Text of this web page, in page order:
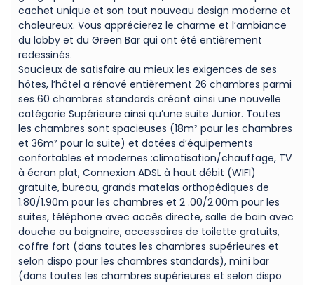
cachet unique et son tout nouveau design moderne et
chaleureux. Vous apprécierez le charme et l’ambiance
du lobby et du Green Bar qui ont été entièrement
redessinés.
Soucieux de satisfaire au mieux les exigences de ses
hôtes, l’hôtel a rénové entièrement 26 chambres parmi
ses 60 chambres standards créant ainsi une nouvelle
catégorie Supérieure ainsi qu’une suite Junior. Toutes
les chambres sont spacieuses (18m² pour les chambres
et 36m² pour la suite) et dotées d’équipements
confortables et modernes :climatisation/chauffage, TV
à écran plat, Connexion ADSL à haut débit (WIFI)
gratuite, bureau, grands matelas orthopédiques de
1.80/1.90m pour les chambres et 2 .00/2.00m pour les
suites, téléphone avec accès directe, salle de bain avec
douche ou baignoire, accessoires de toilette gratuits,
coffre fort (dans toutes les chambres supérieures et
selon dispo pour les chambres standards), mini bar
(dans toutes les chambres supérieures et selon dispo